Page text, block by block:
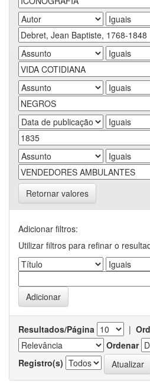
Retornar valores
Adicionar filtros:
Utilizar filtros para refinar o
Resultados/Página |
Ordenar
Registro(s)